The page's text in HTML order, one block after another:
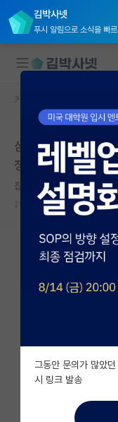
김박사넷
푸시 알림으로 소식을 빠르
대학원생 모집
국내대학원 정보
연구실&오픈랩
커뮤니티
커뮤니티 홈
전체글보기
베스트 게시판
자유 게시판(아무
미국 유학 게시판
미국 대학원 합격
커뮤니티 홈
삼성서울병원 의학
정) | 삼성서울병원
잡코리아
2026.07.08 0 274
그동안 문의가 많았
시 링크 발송